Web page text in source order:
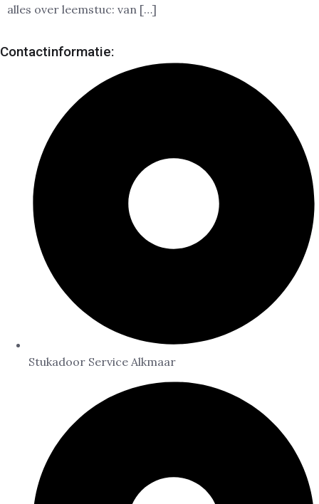
alles over leemstuc: van […]
Contactinformatie:
Stukadoor Service Alkmaar